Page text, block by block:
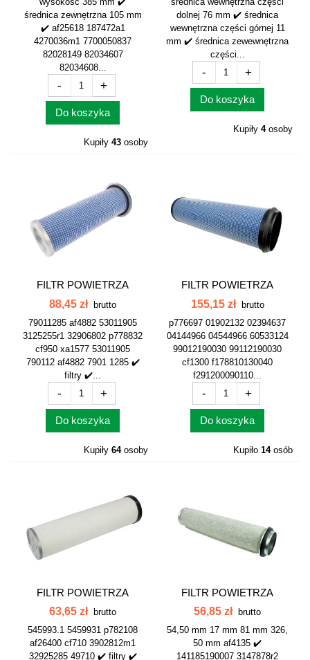
średnica zewnętrzna 105 mm
✔️ af25618 187472a1
4270036m1 7700050837
82028149 82034607
82034608...
- +
Do koszyka
Kupiły 43 osoby
dolnej 76 mm ✔️ średnica
wewnętrzna części górnej 11
mm ✔️ średnica zewewnętrzna
części...
- +
Do koszyka
Kupiły 4osoby
FILTR POWIETRZA
WEWNĘTRZNY 7901...
88,45 zł
brutto
79011285 af4882 53011905
3125255r1 32906802 p778832
cf950 xa1577 53011905
790112 af4882 7901 1285 ✔️
filtry ✔️...
- +
Do koszyka
Kupiły 64osoby
FILTR POWIETRZA
WEWNĘTRZNY...
155,15 zł
brutto
p776697 01902132 02394637
04144966 04544966 60533124
99012190030 99112190030
cf1300 f178810130040
f291200090110...
- +
Do koszyka
Kupiło 14osób
FILTR POWIETRZA
WEWNĘTRZNY CLAAS...
63,65 zł
brutto
545993.1 5459931 p782108
af26400 cf710 3902812m1
32925285 49710 ✔️ filtry ✔️
FILTR POWIETRZA
WEWNĘTRZNY...
56,85 zł
brutto
54,50 mm 17 mm 81 mm 326,
50 mm af4135 ✔️
141185190007 3147878r2